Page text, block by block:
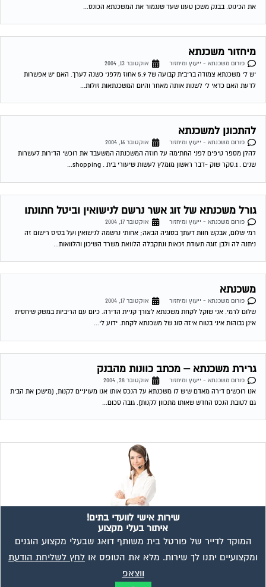
את הכינוס. בבנק משכן טענו שעד שנגמור את המשכנתא הכונס...
מיחזור משכנתא
פורום משכנתא - ייעוץ ומיחזור
אוקטובר 13, 2004
יש לי משכנתא צמודה בריבית קבועה של 5.9 אחוז מלפני כשנה לערך. האם יש אפשרות
לדעת האם כדאי לי לשנות אותה מאחר והיום המשכנתאות זולות...
להתכונן למשכנתא
פורום משכנתא - ייעוץ ומיחזור
אוקטובר 16, 2004
להלן מספר טיפים לפני החתימה על חוזה המשכנתה המשעבד את רוכשי הדירות לעשרות
שנים . 1.סקר שוק -דבר ראשון מומלץ לעשות שיעורי בית . shopping...
גורל משכנתא של זוג אשר נרשם לנישואין וביטל חתונתו
פורום משכנתא - ייעוץ ומיחזור
אוקטובר 17, 2004
רמי שלום, אבקש חוות דעתך בסוגיה הבאה; אחותי נרשמה לנישואין ועל בסיס רישום זה
ניתנה לה ולבן זוגה תעודת זכאות ונתקבלה הלוואת משרד השיכון והלוואות...
משכנתא
פורום משכנתא - ייעוץ ומיחזור
אוקטובר 17, 2004
שלום לרמי. אני שוקל לקחת משכנתא לצורך קניית הדירה. כיום עם הריביות במשק שיחסית
אינן גבוהות איני בטוח איזה סוג של משכנתא לקחת. ידוע לי...
גרירת משכנתא – מכתב כוונות מהבנק
פורום משכנתא - ייעוץ ומיחזור
אוקטובר 28, 2004
אנו רוכשים דירה מאדם שיש לו משכנתא על הנכס אותו אנו מעויניים לקנות, (מישכן את הבית
גם לטובת הנכס החדש שאותו מתכוון לקנות). גובה סכום...
שירות אישי לוועדי בתים!
איתור בעלי מקצוע
המוקד לדייר של פורטל בית משותף דואג שבעלי מקצוע הוגנים
ומקצועיים יתנו לך שירות. מלא את הטופס אולחץ לשליחת הודעת
ווצאפ